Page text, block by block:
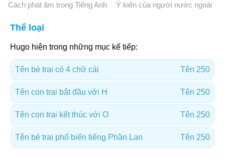
Cách phát âm trong Tiếng Anh Ý kiến của người nước ngoài
Thể loại
Hugo hiện trong những mục kế tiếp:
Tên bé trai có 4 chữ cái Tên 250
Tên con trai bắt đầu với H Tên 250
Tên con trai kết thúc với O Tên 250
Tên bé trai phổ biến tiếng Phần Lan Tên 250